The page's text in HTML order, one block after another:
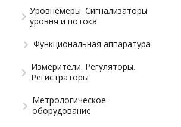
Уровнемеры. Сигнализаторы
уровня и потока
Функциональная аппаратура
Измерители. Регуляторы.
Регистраторы
Метрологическое
оборудование